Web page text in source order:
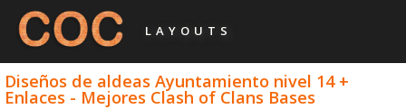
LAYOUTS
Diseños de aldeas Ayuntamiento nivel 14 +
Enlaces - Mejores Clash of Clans Bases